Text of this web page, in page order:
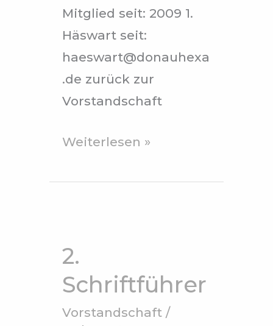
Mitglied seit: 2009 1.
Häswart seit:
haeswart@donauhexa
.de zurück zur
Vorstandschaft
Weiterlesen »
2.
Schriftführer
Vorstandschaft/